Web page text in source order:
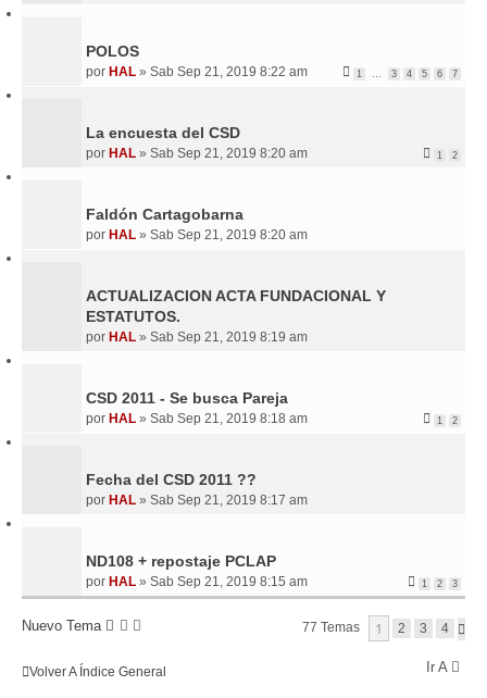
POLOS
por HAL » Sab Sep 21, 2019 8:22 am 1 … 3 4 5 6 7
La encuesta del CSD
por HAL » Sab Sep 21, 2019 8:20 am 1 2
Faldón Cartagobarna
por HAL » Sab Sep 21, 2019 8:20 am
ACTUALIZACION ACTA FUNDACIONAL Y
ESTATUTOS.
por HAL » Sab Sep 21, 2019 8:19 am
CSD 2011 - Se busca Pareja
por HAL » Sab Sep 21, 2019 8:18 am 1 2
Fecha del CSD 2011 ??
por HAL » Sab Sep 21, 2019 8:17 am
ND108 + repostaje PCLAP
por HAL » Sab Sep 21, 2019 8:15 am 1 2 3
Nuevo Tema 77 Temas 1 2 3 4
Volver A Índice General Ir A